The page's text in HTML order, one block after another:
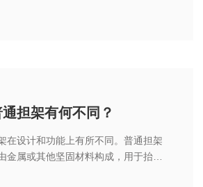
杂地形和环境下快速、高效地将伤员
担架有何不同？
在设计和功能上有所不同。普通担架
金属或其他坚固材料构成，用于抬运